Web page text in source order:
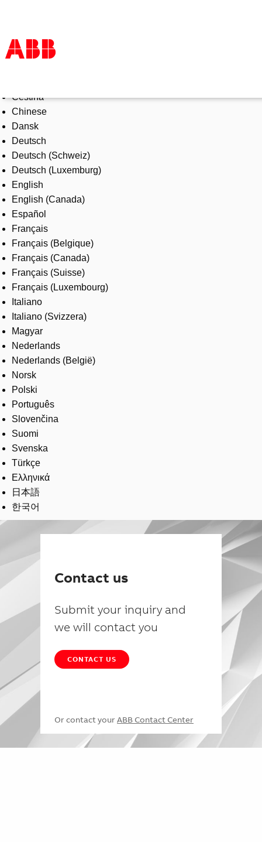
Products & Solutions
Industries
Services
About us
Where to buy
Contact us
Careers
Čeština
Chinese
Dansk
Deutsch
Deutsch (Schweiz)
Deutsch (Luxemburg)
English
English (Canada)
Español
Français
Français (Belgique)
Français (Canada)
Français (Suisse)
Français (Luxembourg)
Italiano
Italiano (Svizzera)
Magyar
Nederlands
Nederlands (België)
Norsk
Polski
Português
Slovenčina
Suomi
Svenska
Türkçe
Ελληνικά
日本語
한국어
Contact us
Submit your inquiry and
we will contact you
CONTACT US
Or contact your ABB Contact Center